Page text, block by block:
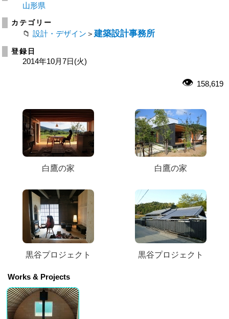
山形県
カテゴリー
設計・デザイン ＞ 建築設計事務所
登録日
2014年10月7日(火)
158,619
白鷹の家 白鷹の家
黒谷プロジェクト 黒谷プロジェクト
Works & Projects